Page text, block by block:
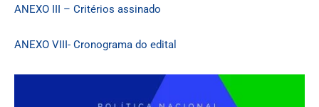
ANEXO III – Critérios assinado
ANEXO VIII- Cronograma do edital